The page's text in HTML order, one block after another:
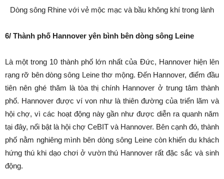
Dòng sông Rhine với vẻ mộc mạc và bầu không khí trong lành
6/ Thành phố Hannover yên bình bên dòng sông Leine
Là một trong 10 thành phố lớn nhất của Đức, Hannover hiện lên
rạng rỡ bên dòng sông Leine thơ mộng. Đến Hannover, điểm đầu
tiên nên ghé thăm là tòa thị chính Hannover ở trung tâm thành
phố. Hannover được ví von như là thiên đường của triển lãm và
hội chợ, vì các hoạt động này gần như được diễn ra quanh năm
tại đây, nổi bật là hội chợ CeBIT và Hannover. Bên cạnh đó, thành
phố nằm nghiêng mình bên dòng sông Leine còn khiến du khách
hứng thú khi dạo chơi ở vườn thú Hannover rất đặc sắc và sinh
động.